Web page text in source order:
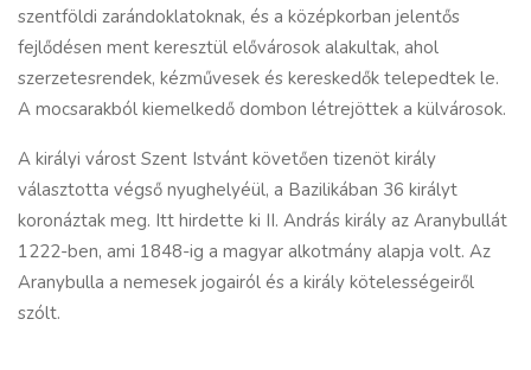
szentföldi zarándoklatoknak, és a középkorban jelentős
fejlődésen ment keresztül elővárosok alakultak, ahol
szerzetesrendek, kézművesek és kereskedők telepedtek le.
A mocsarakból kiemelkedő dombon létrejöttek a külvárosok.
A királyi várost Szent Istvánt követően tizenöt király
választotta végső nyughelyéül, a Bazilikában 36 királyt
koronáztak meg. Itt hirdette ki II. András király az Aranybullát
1222-ben, ami 1848-ig a magyar alkotmány alapja volt. Az
Aranybulla a nemesek jogairól és a király kötelességeiről
szólt.